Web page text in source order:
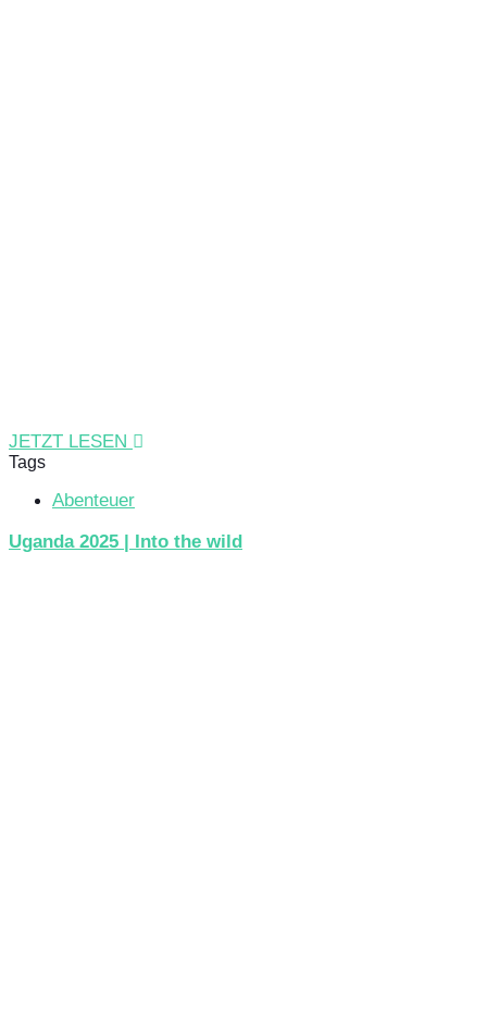
JETZT LESEN
Tags
Abenteuer
Uganda 2025 | Into the wild